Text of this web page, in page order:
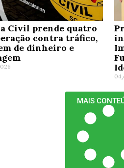
Civil prende quatro
contra tráfico,
de dinheiro e
MAIS